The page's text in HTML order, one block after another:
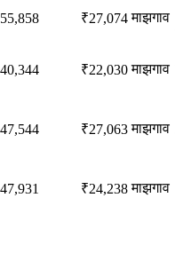
₹27,074 माझगाव
₹22,030 माझगाव
₹27,063 माझगाव
₹24,238 माझगाव